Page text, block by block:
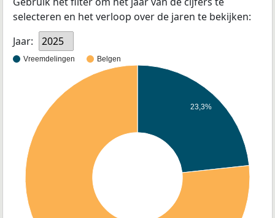
selecteren en het verloop over de jaren te bekijken:
Jaar:
2025
Vreemdelingen Belgen
23,3%